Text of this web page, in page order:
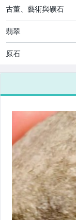
[全店] 粉絲專享
古董、藝術與礦石
翡翠
原石